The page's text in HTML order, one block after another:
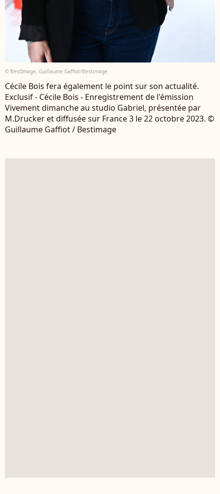
© BestImage, Guillaume Gaffiot/Bestimage
Cécile Bois fera également le point sur son actualité.
Exclusif - Cécile Bois - Enregistrement de l'émission
Vivement dimanche au studio Gabriel, présentée par
M.Drucker et diffusée sur France 3 le 22 octobre 2023. ©
Guillaume Gaffiot / Bestimage